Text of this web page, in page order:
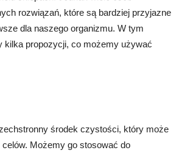
rozwiązań, które są bardziej przyjazne
dla naszego organizmu. W tym
kilka propozycji, co możemy używać
środek czystości, który może
Możemy go stosować do